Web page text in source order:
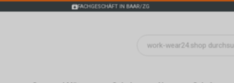
FACHGESCHÄFT IN BAAR/ZG